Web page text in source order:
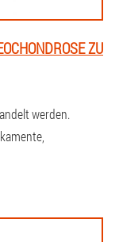
ZU
werden.